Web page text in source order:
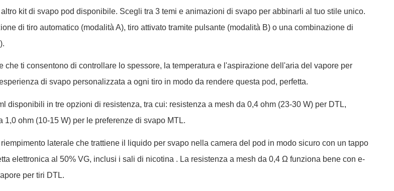
kit di svapo pod disponibile. Scegli tra 3 temi e animazioni di svapo per abbinarli al tuo stile unico.
di tiro automatico (modalità A), tiro attivato tramite pulsante (modalità B) o una combinazione di
che ti consentono di controllare lo spessore, la temperatura e l'aspirazione dell'aria del vapore per
di svapo personalizzata a ogni tiro in modo da rendere questa pod, perfetta.
disponibili in tre opzioni di resistenza, tra cui: resistenza a mesh da 0,4 ohm (23-30 W) per DTL,
ohm (10-15 W) per le preferenze di svapo MTL.
laterale che trattiene il liquido per svapo nella camera del pod in modo sicuro con un tappo
elettronica al 50% VG, inclusi i sali di nicotina . La resistenza a mesh da 0,4 Ω funziona bene con e-
per tiri DTL.